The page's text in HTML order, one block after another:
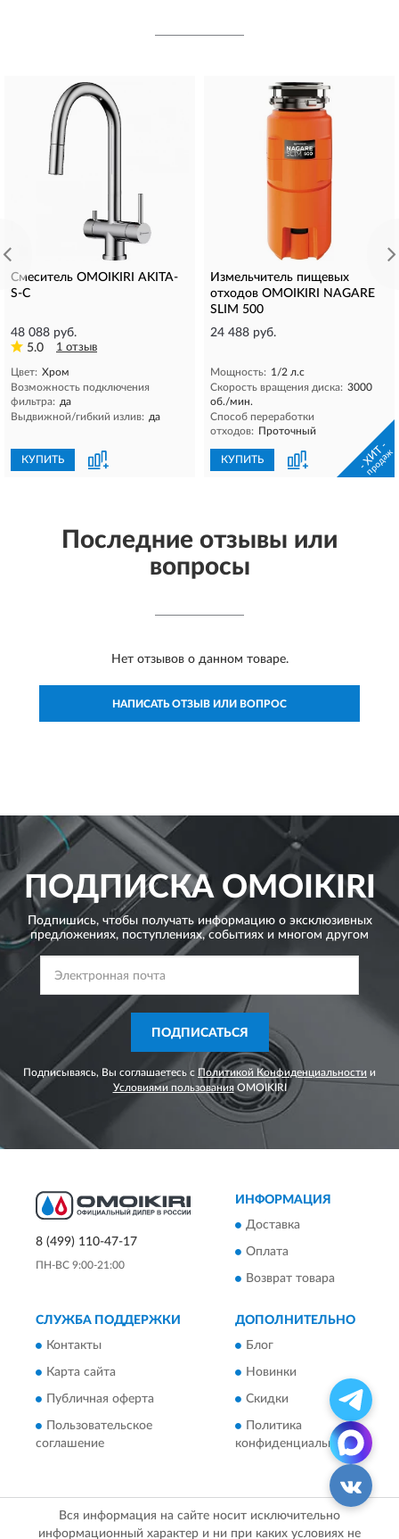
Смеситель OMOIKIRI AKITA-
S-C
48 088 руб.
5.0
1 отзыв
Цвет: Хром
Возможность подключения
фильтра: да
Выдвижной/гибкий излив: да
КУПИТЬ
Измельчитель пищевых
отходов OMOIKIRI NAGARE
SLIM 500
24 488 руб.
Мощность: 1/2 л.с
Скорость вращения диска: 3000
об./мин.
Способ переработки
отходов: Проточный
КУПИТЬ - ХИТ -
продаж
Последние отзывы или
вопросы
Нет отзывов о данном товаре.
НАПИСАТЬ ОТЗЫВ ИЛИ ВОПРОС
ПОДПИСКАOMOIKIRI
Подпишись, чтобы получать информацию о эксклюзивных
предложениях, поступлениях, событиях и многом другом
ПОДПИСАТЬСЯ
Подписываясь, Вы соглашаетесь с Политикой Конфиденциальности и
Условиями пользованияOMOIKIRI
8 (499) 110-47-17
ПН-ВС 9:00-21:00
ИНФОРМАЦИЯ
Доставка
Оплата
Возврат товара
СЛУЖБА ПОДДЕРЖКИ
Контакты
Карта сайта
Публичная оферта
Пользовательское
соглашение
ДОПОЛНИТЕЛЬНО
Блог
Новинки
Скидки
Политика
конфиденциальности
Вся информация на сайте носит исключительно
информационный характер и ни при каких условиях не